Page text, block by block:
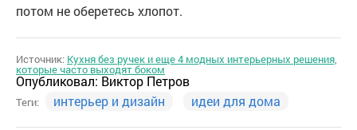
потом не оберетесь хлопот.
Источник: Кухня без ручек и еще 4 модных интерьерных решения,
которые часто выходят боком
Опубликовал: Виктор Петров
Теги: интерьер и дизайн идеи для дома